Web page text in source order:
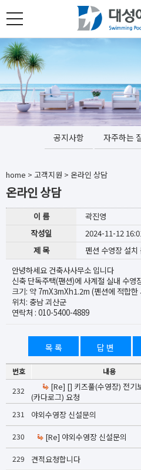
toggle
navigation
공지사항 자주하는
home > 고객지원 > 온라인 상담
온라인 상담
이 름
곽진영
작성일
2024-11-12
제 목
펜션 수영장 설치
안녕하세요 건축사사무소 입니다
신축 단독주택(팬션)에 사계절 실내 수영
크기: 약 7mX3mXh1.2m (펜션에 적합한
위치: 충남 괴산군
연락처 : 010-5400-4889
목 록 답 변
번호 내용
232
[Re] [] 키즈풀(수영장) 전기
(카다로그) 요청
231 야외수영장 신설문의
230 [Re] 야외수영장 신설문의
229 견적요청합니다